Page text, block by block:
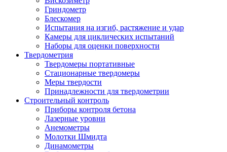
Гриндометр
Блескомер
Испытания на изгиб, растяжение и удар
Камеры для циклических испытаний
Наборы для оценки поверхности
Твердометрия
Твердомеры портативные
Стационарные твердомеры
Меры твердости
Принадлежности для твердометрии
Строительный контроль
Приборы контроля бетона
Лазерные уровни
Анемометры
Молотки Шмидта
Динамометры